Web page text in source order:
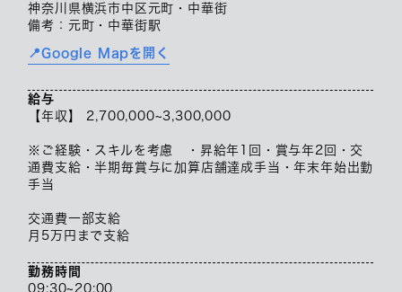
神奈川県横浜市中区元町・中華街
備考：元町・中華街駅
📍Google Mapを開く
給与
【年収】 2,700,000~3,300,000
※ご経験・スキルを考慮 ・昇給年1回・賞与年2回・交
通費支給・半期毎賞与に加算店舗達成手当・年末年始出勤
手当
交通費一部支給
月5万円まで支給
勤務時間
09:30~20:00